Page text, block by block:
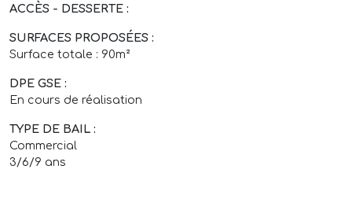
ACCÈS - DESSERTE :
SURFACES PROPOSÉES :
Surface totale : 90m²
DPE GSE :
En cours de réalisation
TYPE DE BAIL :
Commercial
3/6/9 ans